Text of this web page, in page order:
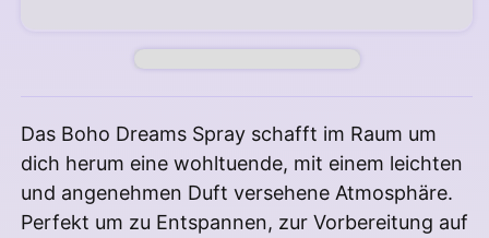
Das Boho Dreams Spray schafft im Raum um
dich herum eine wohltuende, mit einem leichten
und angenehmen Duft versehene Atmosphäre.
Perfekt um zu Entspannen, zur Vorbereitung auf